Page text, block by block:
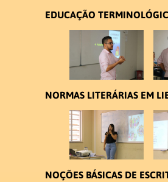
EDUCAÇÃO
NORMAS LITERÁRIAS EM
NOÇÕES BÁSICAS DE